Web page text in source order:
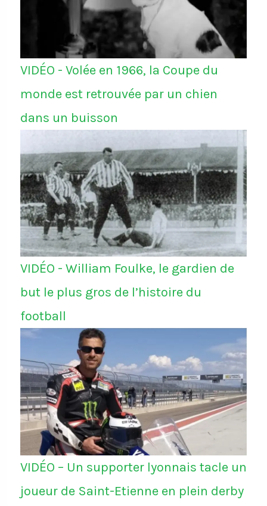
VIDÉO - Volée en 1966, la Coupe du
monde est retrouvée par un chien
dans un buisson
VIDÉO - William Foulke, le gardien de
but le plus gros de l’histoire du
football
VIDÉO – Un supporter lyonnais tacle un
joueur de Saint-Etienne en plein derby